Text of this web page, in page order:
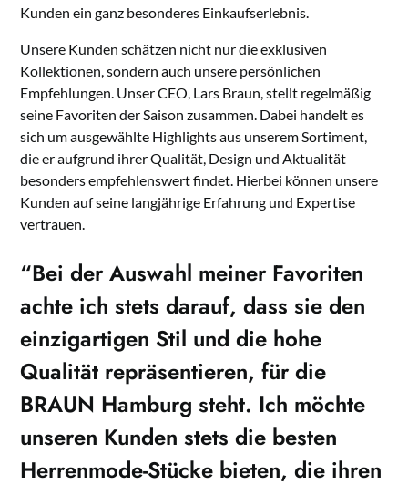
Kunden ein ganz besonderes Einkaufserlebnis.
Unsere Kunden schätzen nicht nur die exklusiven
Kollektionen, sondern auch unsere persönlichen
Empfehlungen. Unser CEO, Lars Braun, stellt regelmäßig
seine Favoriten der Saison zusammen. Dabei handelt es
sich um ausgewählte Highlights aus unserem Sortiment,
die er aufgrund ihrer Qualität, Design und Aktualität
besonders empfehlenswert findet. Hierbei können unsere
Kunden auf seine langjährige Erfahrung und Expertise
vertrauen.
“Bei der Auswahl meiner Favoriten
achte ich stets darauf, dass sie den
einzigartigen Stil und die hohe
Qualität repräsentieren, für die
BRAUN Hamburg steht. Ich möchte
unseren Kunden stets die besten
Herrenmode-Stücke bieten, die ihren